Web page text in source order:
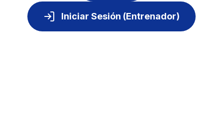
Iniciar Sesión (Entrenador)